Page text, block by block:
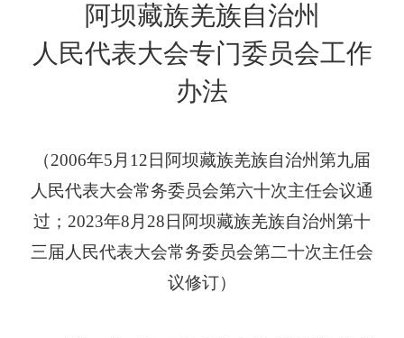
阿坝藏族羌族自治州
人民代表大会专门委员会工作
办法
（2006年5月12日阿坝藏族羌族自治州第九届
人民代表大会常务委员会第六十次主任会议通
过 ； 2023年8月28日 阿坝藏族羌族自治州第十
三届人民代表大会常务委员会第二十次主任会
议修订）